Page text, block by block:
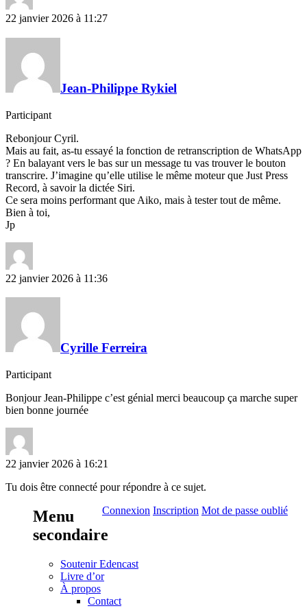
22 janvier 2026 à 11:27
Jean-Philippe Rykiel
Participant
Rebonjour Cyril.
Mais au fait, as-tu essayé la fonction de retranscription de WhatsApp
? En balayant vers le bas sur un message tu vas trouver le bouton
transcrire. J’imagine qu’elle utilise le même moteur que Just Press
Record, à savoir la dictée Siri.
Ce sera moins performant que Aiko, mais à tester tout de même.
Bien à toi,
Jp
22 janvier 2026 à 11:36
Cyrille Ferreira
Participant
Bonjour Jean-Philippe c’est génial merci beaucoup ça marche super
bien bonne journée
22 janvier 2026 à 16:21
Tu dois être connecté pour répondre à ce sujet.
Connexion Inscription Mot de passe oublié
Menu
secondaire
Soutenir Edencast
Livre d’or
À propos
Contact